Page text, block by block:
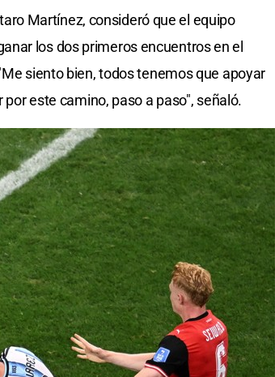
Martínez, consideró que el equipo
los dos primeros encuentros en el
siento bien, todos tenemos que apoyar
este camino, paso a paso", señaló.